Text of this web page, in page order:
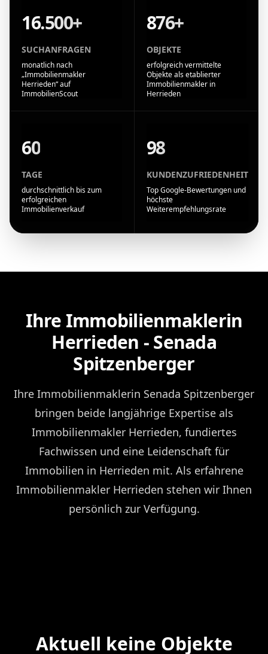
16.500+
SUCHANFRAGEN
monatlich nach
„Immobilienmakler
Herrieden“ auf
ImmobilienScout
876+
OBJEKTE
erfolgreich vermittelte
Objekte als etablierter
Immobilienmakler in
Herrieden
60
TAGE
durchschnittlich bis zum
erfolgreichen
Immobilienverkauf
98
KUNDENZUFRIEDENHEIT
Top Google-Bewertungen und
höchste
Weiterempfehlungsrate
Ihre Immobilienmaklerin
Herrieden - Senada
Spitzenberger
Ihre Immobilienmaklerin Senada Spitzenberger
bringen beide langjährige Expertise als
Immobilienmakler Herrieden, fundiertes
Fachwissen und eine Leidenschaft für
Immobilien in Herrieden mit. Als erfahrene
Immobilienmakler Herrieden stehen wir Ihnen
persönlich zur Verfügung.
Aktuell keine Objekte